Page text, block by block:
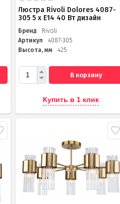
Люстра Rivoli Dolores 4087-
305 5 х Е14 40 Вт дизайн
Бренд
Rivoli
Артикул
4087-305
Высота, мм
425
В корзину
Купить в 1 клик